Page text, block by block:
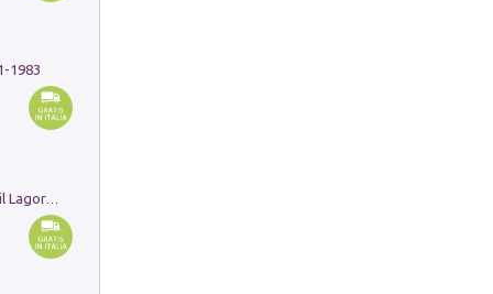
1983